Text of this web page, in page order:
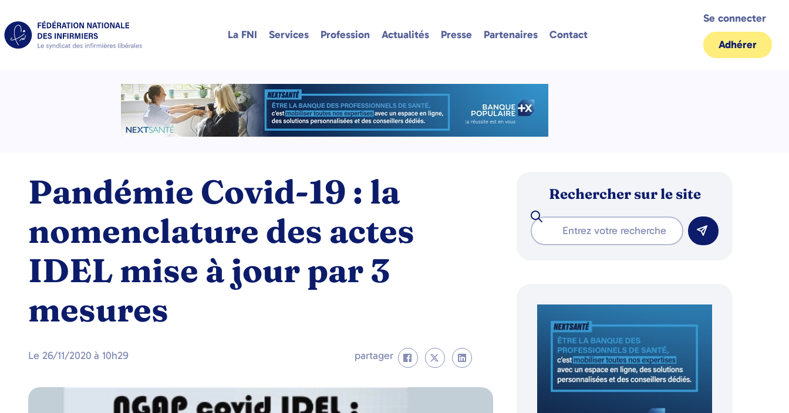
La FNI Services Profession Actualités Presse Partenaires Contact
Se connecter
Adhérer
Pandémie Covid-19 : la
nomenclature des actes
IDEL mise à jour par 3
mesures
Le 26/11/2020 à 10h29 partager
Rechercher sur le site